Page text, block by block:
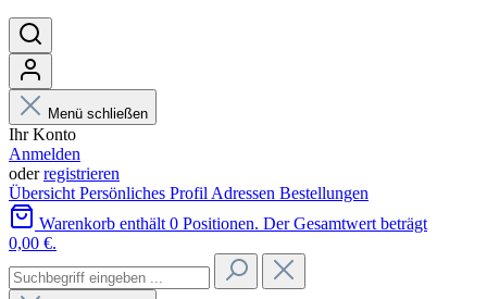
Menü schließen
Ihr Konto
Anmelden
oderregistrieren
Übersicht Persönliches Profil Adressen Bestellungen
Warenkorb enthält 0 Positionen. Der Gesamtwert beträgt
0,00 €.